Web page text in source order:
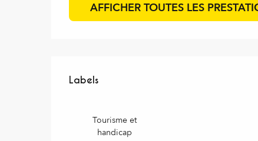
AFFICHER TOUTES LES
Offres de prestations
Labels
Labels
Tourisme et
handicap